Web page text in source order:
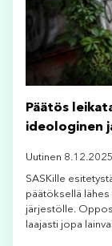
Päätös
ideologinen
Uutinen 8.12.2025
SASKille
päätöksellä
järjestölle.
laajasti jopa